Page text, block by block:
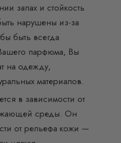
запах и стойкость
нарушены из-за
быть всегда
парфюма, Вы
на одежду,
материалов.
в зависимости от
среды. Он
от рельефа кожи —